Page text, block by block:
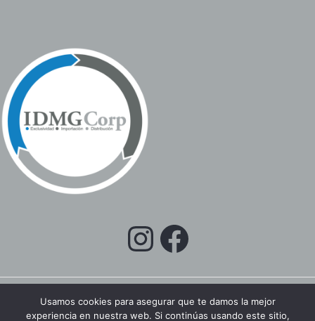
Usamos cookies para asegurar que te damos la mejor
experiencia en nuestra web. Si continúas usando este sitio,